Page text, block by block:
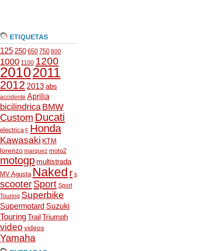
ETIQUETAS
125 250 650 750 800
1000 1100 1200
20102011
2012 2013abs
accidente Aprilia
bicilindrica BMW
Custom Ducati
electrica F Honda
Kawasaki KTM
lorenzo marquez moto2
motogp multistrada
MV Agusta Naked r s
scooterSport Sport
Touring Superbike
Supermotard Suzuki
TouringTrailTriumph
video videos
Yamaha